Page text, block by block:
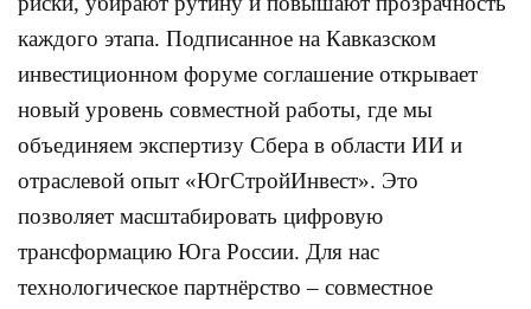
каждого этапа. Подписанное на Кавказском
инвестиционном форуме соглашение открывает
новый уровень совместной работы, где мы
объединяем экспертизу Сбера в области ИИ и
отраслевой опыт «ЮгСтройИнвест». Это
позволяет масштабировать цифровую
трансформацию Юга России. Для нас
технологическое партнёрство – совместное